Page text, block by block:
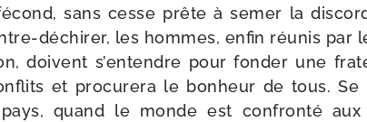
sans cesse prête à semer la
​déchirer, les hommes, enfin réunis par
doivent s’en­tendre pour fon­der une
et pro­cu­re­ra le bon­heur de tous.
quand le monde est confron­té aux